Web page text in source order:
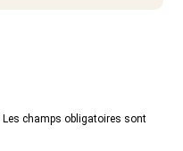
Les champs obligatoires sont